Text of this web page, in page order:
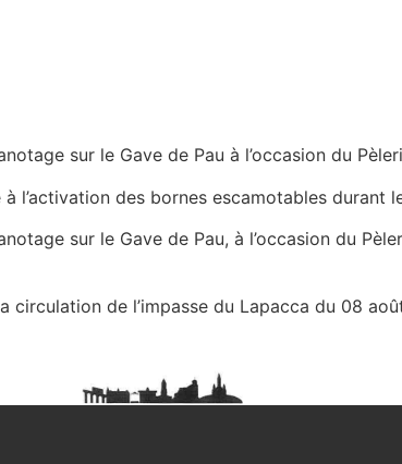
sur le Gave de Pau à l’occasion du
des bornes escamotables durant
sur le Gave de Pau, à l’occasion du
de l’impasse du Lapacca du 08